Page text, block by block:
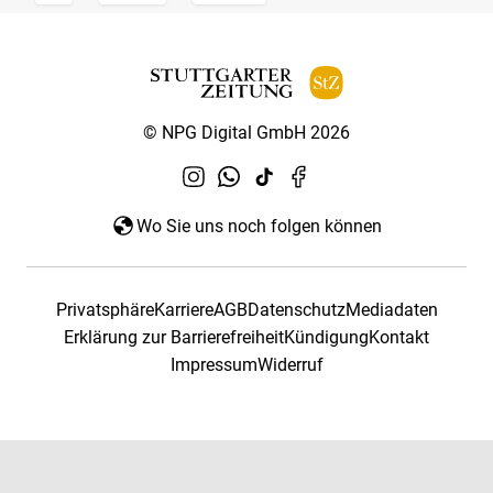
© NPG Digital GmbH 2026
Wo Sie uns noch folgen können
PrivatsphäreKarriereAGBDatenschutzMediadaten
Erklärung zur BarrierefreiheitKündigungKontakt
ImpressumWiderruf